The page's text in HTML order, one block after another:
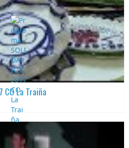
CO La Traiña